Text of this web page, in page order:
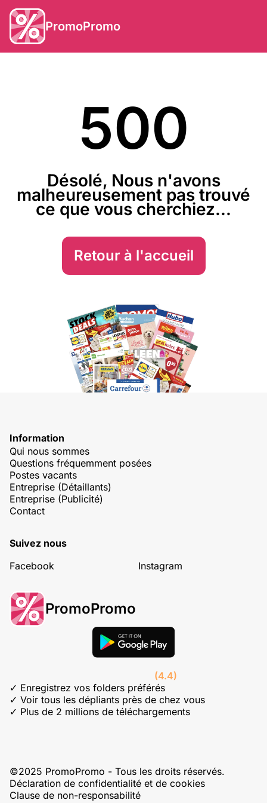
PromoPromo
500
Désolé, Nous n'avons
malheureusement pas trouvé
ce que vous cherchiez...
Retour à l'accueil
Information
Qui nous sommes
Questions fréquemment posées
Postes vacants
Entreprise (Détaillants)
Entreprise (Publicité)
Contact
Suivez nous
Facebook
Instagram
PromoPromo
(4.4)
✓ Enregistrez vos folders préférés
✓ Voir tous les dépliants près de chez vous
✓ Plus de 2 millions de téléchargements
©2025 PromoPromo - Tous les droits réservés.
Déclaration de confidentialité et de cookies
Clause de non-responsabilité